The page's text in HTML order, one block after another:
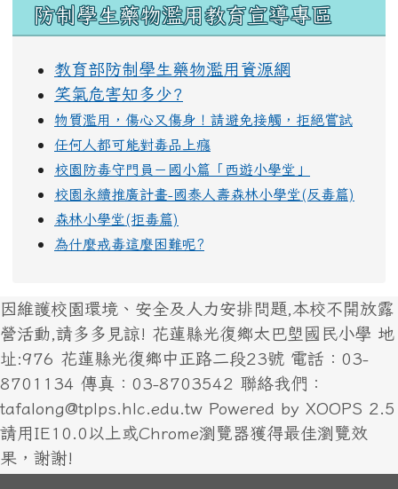
防制學生藥物濫用教育宣導專區
教育部防制學生藥物濫用資源網
笑氣危害知多少?
物質濫用，傷心又傷身！請避免接觸，拒絕嘗試
任何人都可能對毒品上癮
校園防毒守門員－國小篇「西遊小學堂」
校園永續推廣計畫-國泰人壽森林小學堂(反毒篇)
森林小學堂(拒毒篇)
為什麼戒毒這麼困難呢?
因維護校園環境、安全及人力安排問題,本校不開放露
營活動,請多多見諒! 花蓮縣光復鄉太巴塱國民小學 地
址:976 花蓮縣光復鄉中正路二段23號 電話：03-
8701134 傳真：03-8703542 聯絡我們：
tafalong@tplps.hlc.edu.tw Powered by XOOPS 2.5
請用IE10.0以上或Chrome瀏覽器獲得最佳瀏覽效
果，謝謝!